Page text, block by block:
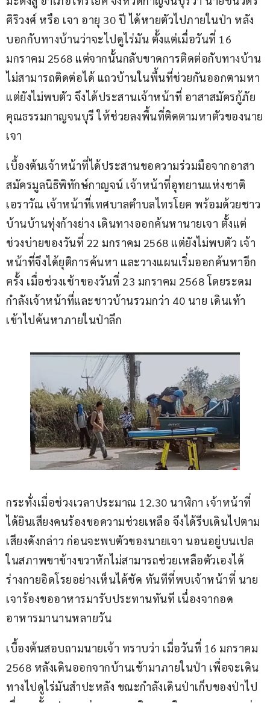
ศิริวงศ์ หรือ เจา อายุ 30 ปี ได้หายตัวไปภายในป่า หลัง
บอกกับทางบ้านว่าจะไปดูไร่มัน ตั้งแต่เมื่อวันที่ 16
มกราคม 2568 แต่จากนั้นกลับขาดการติดต่อกับทางบ้าน
ไม่สามารถติดต่อได้ แถวบ้านในพื้นที่ช่วยกันออกตามหา
แต่ยังไม่พบตัว จึงได้ประสานเจ้าหน้าที่ อาสาสมัครกู้ภัย
คุณธรรมกาญจนบุรี ให้ช่วยลงพื้นที่ติดตามหาตัวของนาย
เจา
เบื้องต้นเจ้าหน้าที่ได้ประสานขอความร่วมมือจากอาสา
สมัครมูลนิธิพิทักษ์กาญจน์ เจ้าหน้าที่อุทยานแห่งชาติ
เอราวัณ เจ้าหน้าที่เทศบาลตำบลไทรโยค พร้อมด้วยชาว
บ้านบ้านทุ่งก้างย่าง เดินทางออกค้นหานายเจา ตั้งแต่
ช่วงบ่ายของวันที่ 22 มกราคม 2568 แต่ยังไม่พบตัว เจ้า
หน้าที่จึงได้ยุติการค้นหา และวางแผนเริ่มออกค้นหาอีก
ครั้ง เมื่อช่วงเช้าของวันที่ 23 มกราคม 2568 โดยระดม
กำลังเจ้าหน้าที่และชาวบ้านรวมกว่า 40 นาย เดินเท้า
เข้าไปค้นหาภายในป่าลึก
กระทั่งเมื่อช่วงเวลาประมาณ 12.30 นาฬิกา เจ้าหน้าที่
ได้ยินเสียงคนร้องขอความช่วยเหลือ จึงได้รีบเดินไปตาม
เสียงดังกล่าว ก่อนจะพบตัวของนายเจา นอนอยู่บนเปล
ในสภาพขาข้างขวาหักไม่สามารถช่วยเหลือตัวเองได้
ร่างกายอิดโรยอย่างเห็นได้ชัด ทันทีที่พบเจ้าหน้าที่ นาย
เจาร้องขออาหารมารับประทานทันที เนื่องจากอด
อาหารมานานหลายวัน
เบื้องต้นสอบถามนายเจ้า ทราบว่า เมื่อวันที่ 16 มกราคม
2568 หลังเดินออกจากบ้านเข้ามาภายในป่า เพื่อจะเดิน
ทางไปดูไร่มันสำปะหลัง ขณะกำลังเดินป่าเก็บของป่าไป